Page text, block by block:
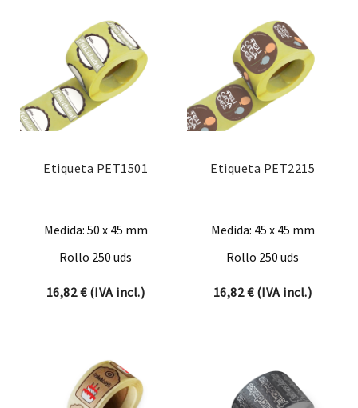
Etiqueta PET1501
Medida: 50 x 45 mm
Rollo 250 uds
16,82€(IVA incl.)
Etiqueta PET2215
Medida: 45 x 45 mm
Rollo 250 uds
16,82€(IVA incl.)